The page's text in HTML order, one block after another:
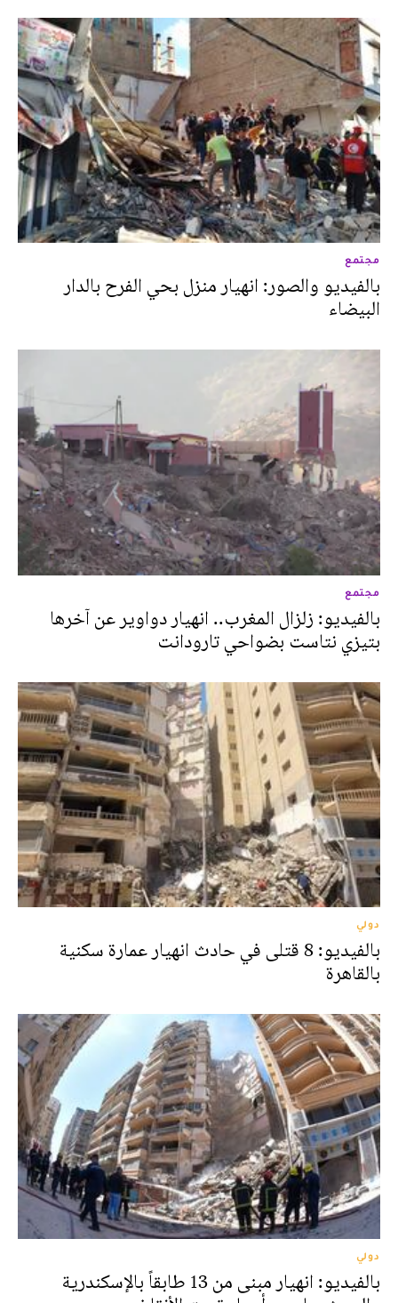
مجتمع
بالفيديو والصور: انهيار منزل بحي الفرح بالدار
البيضاء
مجتمع
بالفيديو: زلزال المغرب.. انهيار دواوير عن آخرها
بتيزي نتاست بضواحي تارودانت
دولي
بالفيديو: 8 قتلى في حادث انهيار عمارة سكنية
بالقاهرة
دولي
بالفيديو: انهيار مبنى من 13 طابقاً بالإسكندرية